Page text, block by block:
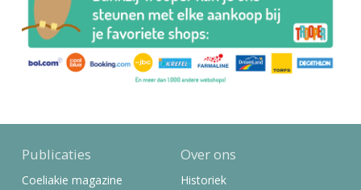
Publicaties
Coeliakie magazine
Over ons
Historiek